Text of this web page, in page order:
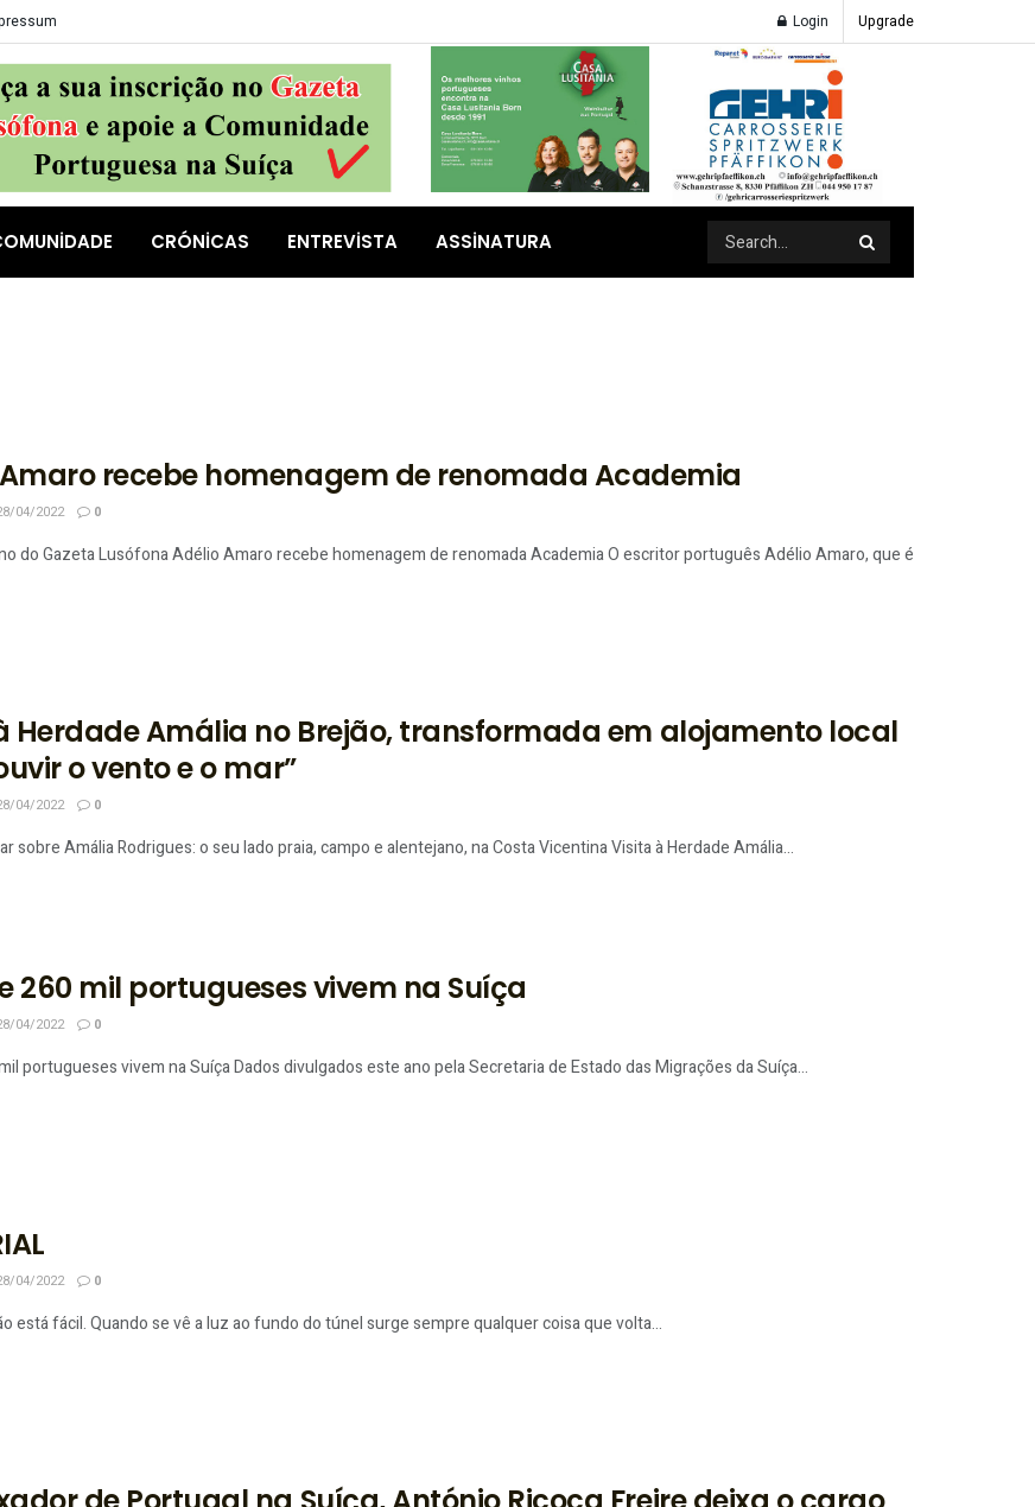
Login Upgrade
CRÓNICAS ENTREVISTA ASSINATURA
recebe homenagem de renomada Academia
04/2022 0
do Gazeta Lusófona Adélio Amaro recebe homenagem de renomada Academia O escritor português Adélio Amaro, que é
Herdade Amália no Brejão, transformada em alojamento local
o vento e o mar”
04/2022 0
sobre Amália Rodrigues: o seu lado praia, campo e alentejano, na Costa Vicentina Visita à Herdade Amália...
260 mil portugueses vivem na Suíça
04/2022 0
portugueses vivem na Suíça Dados divulgados este ano pela Secretaria de Estado das Migrações da Suíça...
04/2022 0
está fácil. Quando se vê a luz ao fundo do túnel surge sempre qualquer coisa que volta...